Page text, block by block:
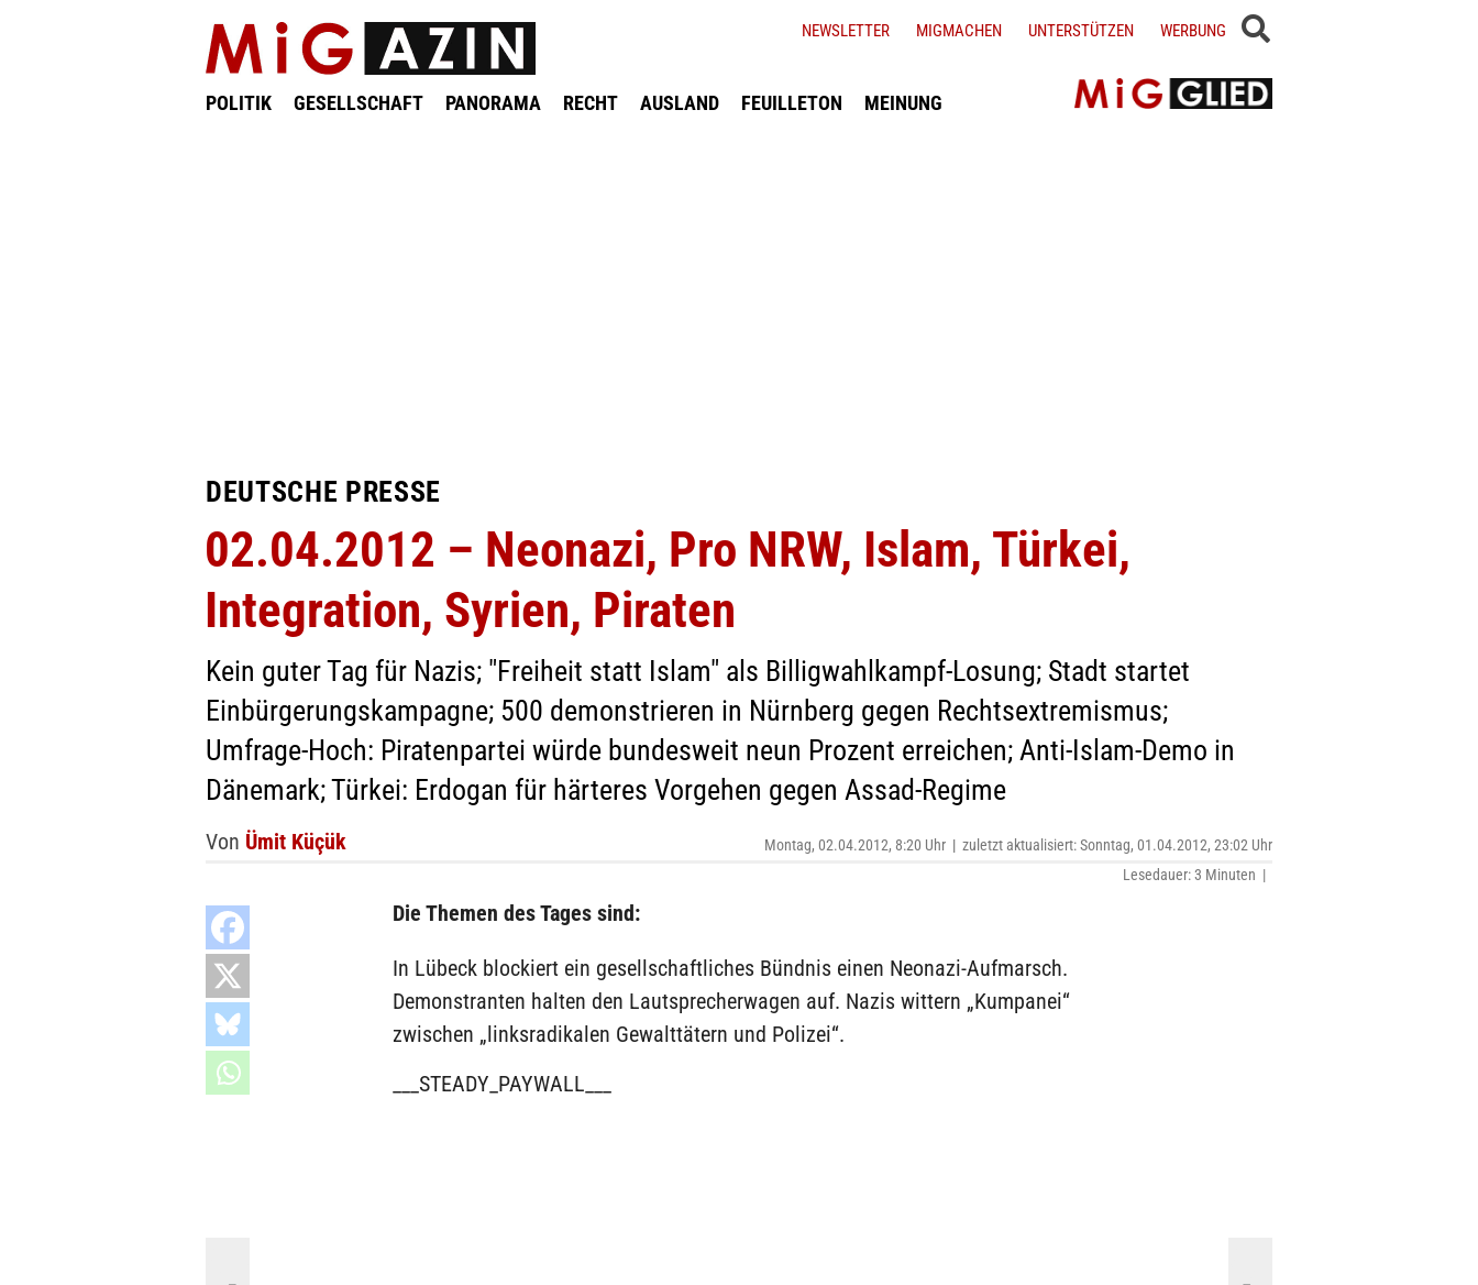
POLITIK GESELLSCHAFT PANORAMA RECHT AUSLAND FEUILLETON MEINUNG
NEWSLETTER MIGMACHEN UNTERSTÜTZEN WERBUNG
DEUTSCHE PRESSE
02.04.2012 – Neonazi, Pro NRW, Islam, Türkei,
Integration, Syrien, Piraten
Kein guter Tag für Nazis; "Freiheit statt Islam" als Billigwahlkampf-Losung; Stadt startet
Einbürgerungskampagne; 500 demonstrieren in Nürnberg gegen Rechtsextremismus;
Umfrage-Hoch: Piratenpartei würde bundesweit neun Prozent erreichen; Anti-Islam-Demo in
Dänemark; Türkei: Erdogan für härteres Vorgehen gegen Assad-Regime
Von Ümit Küçük Montag, 02.04.2012, 8:20 Uhr | zuletzt aktualisiert: Sonntag, 01.04.2012, 23:02 Uhr
Lesedauer: 3 Minuten |
Die Themen des Tages sind:
In Lübeck blockiert ein gesellschaftliches Bündnis einen Neonazi-Aufmarsch.
Demonstranten halten den Lautsprecherwagen auf. Nazis wittern „Kumpanei“
zwischen „linksradikalen Gewalttätern und Polizei“.
___STEADY_PAYWALL___